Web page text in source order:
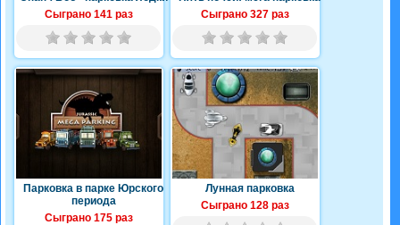
Сыграно 141 раз
Сыграно 327 раз
Парковка в парке Юрского
периода
Сыграно 175 раз
Лунная парковка
Сыграно 128 раз